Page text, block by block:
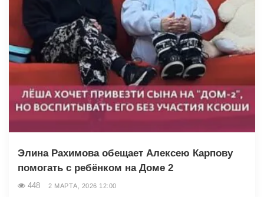
Элина Рахимова обещает Алексею Карпову
помогать с ребёнком на Доме 2
448 2 МАРТА, 2026 12:00